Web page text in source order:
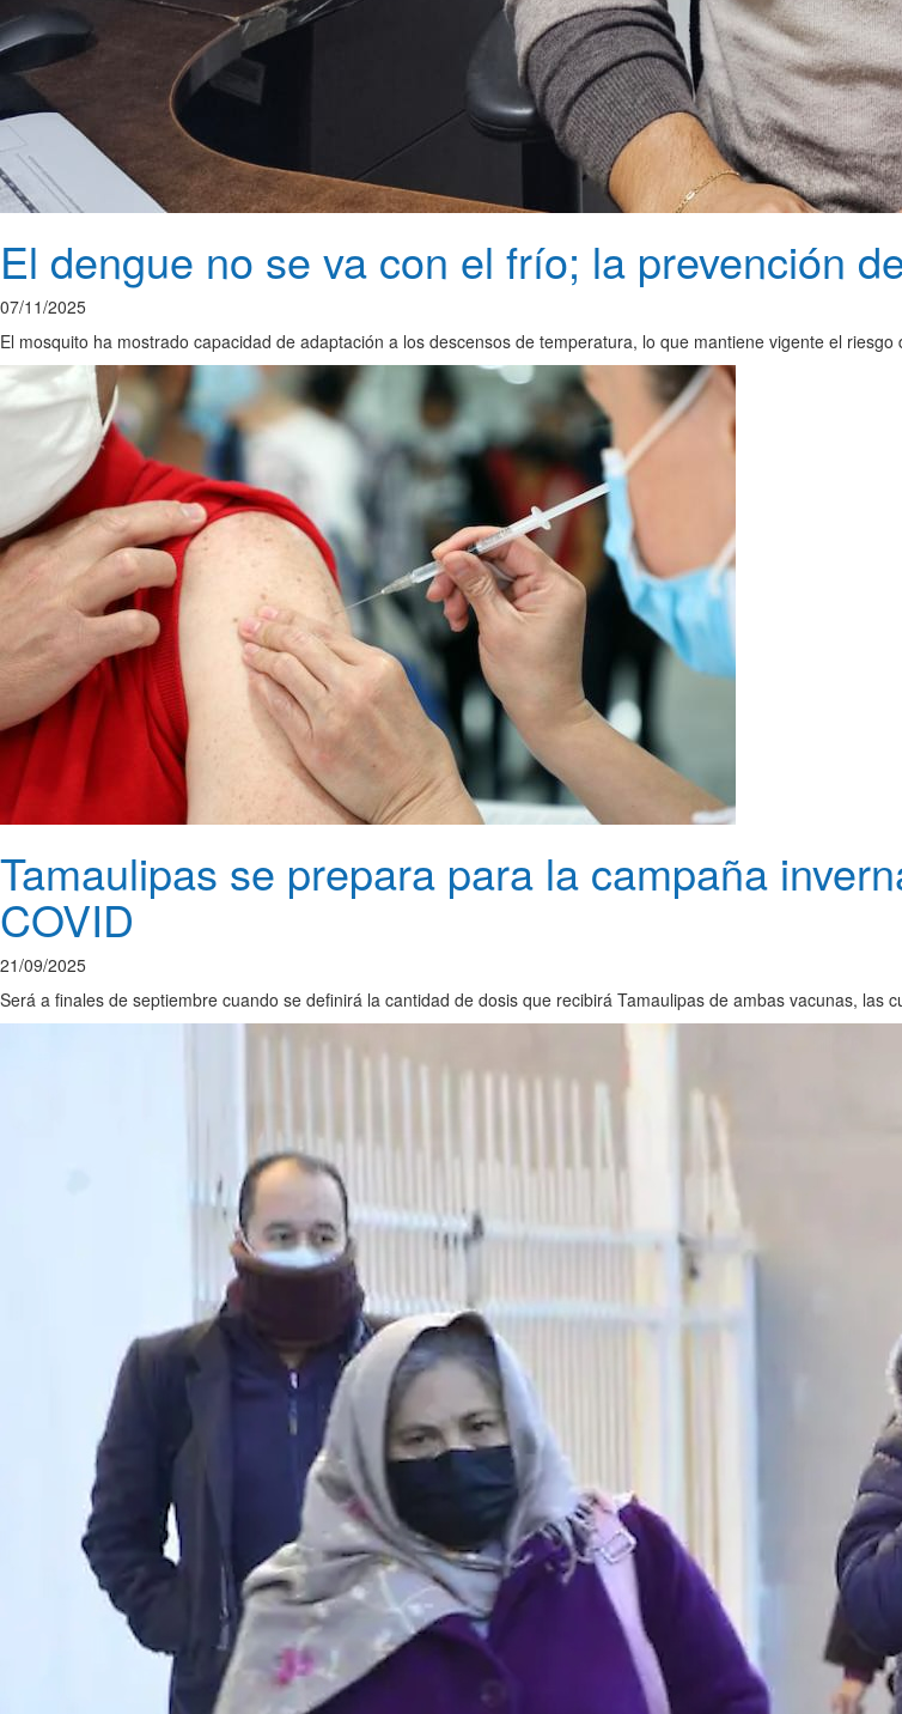
El dengue no se va con el frío; la prevención
07/11/2025
El mosquito ha mostrado capacidad de adaptación a los descensos de temperatura, lo que mantiene vigente el
Tamaulipas se prepara para la campaña
COVID
21/09/2025
Será a finales de septiembre cuando se definirá la cantidad de dosis que recibirá Tamaulipas de ambas vacunas, las